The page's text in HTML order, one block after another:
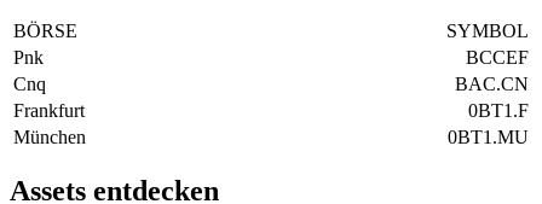
BÖRSE
SYMBOL
Pnk
BCCEF
Cnq
BAC.CN
Frankfurt
0BT1.F
München
0BT1.MU
Assets entdecken